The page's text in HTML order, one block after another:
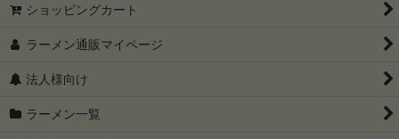
ショッピングカート
ラーメン通販マイページ
法人様向け
ラーメン一覧